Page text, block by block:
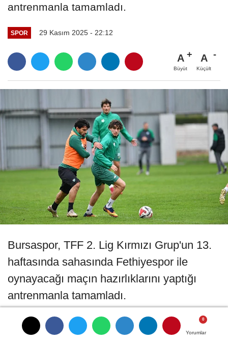
Yorumlar
Yorumlar
Yorumlar
antrenmanla tamamladı.
SPOR 29 Kasım 2025 - 22:12
Yorumlar
A
Büyüt
A
Küçült
Bursaspor, TFF 2. Lig Kırmızı Grup'un 13.
haftasında sahasında Fethiyespor ile
oynayacağı maçın hazırlıklarını yaptığı
antrenmanla tamamladı.
Özlüce İbrahim Yazıcı Tesisleri'nde Teknik
Direktör Tahsin Tam yönetiminde yapılan